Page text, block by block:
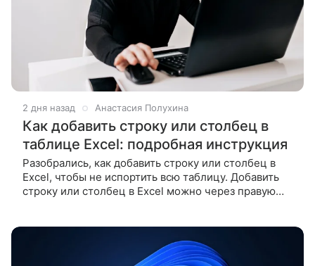
2 дня назад Анастасия Полухина
Как добавить строку или столбец в
таблице Excel: подробная инструкция
Разобрались, как добавить строку или столбец в
Excel, чтобы не испортить всю таблицу. Добавить
строку или столбец в Excel можно через правую